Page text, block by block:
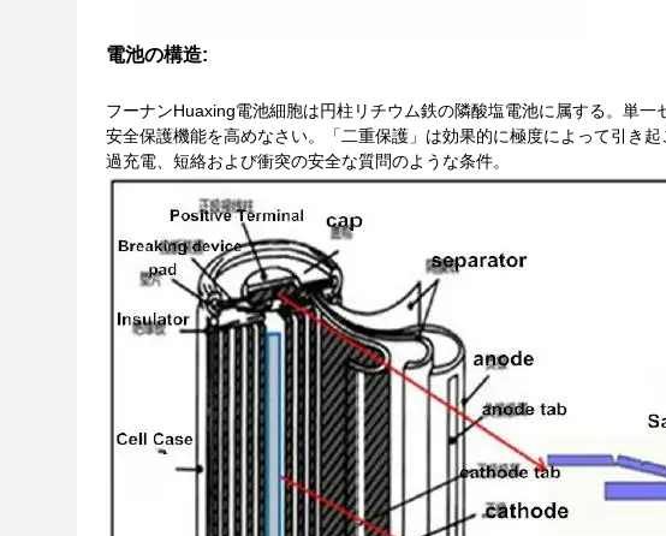
電池の構造:
フーナンHuaxing電池細胞は円柱リチウム鉄の隣酸塩電池に属する。単
安全保護機能を高めなさい。「二重保護」は効果的に極度によって引き
過充電、短絡および衝突の安全な質問のような条件。